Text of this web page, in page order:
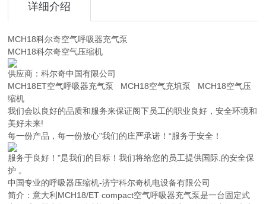
详细介绍
MCH18科尔奇空气呼吸器充气泵
MCH18科尔奇空气压缩机
供应商：科尔奇中国有限公司
MCH18ET空气呼吸器充气泵 MCH18空气充填泵 MCH18空气压
缩机
我们会以良好的品质和服务来保证阁下员工的职业良好，安全环境和
美好未来!
每一份产品，每一份放心"我们的庄严承诺！“服务于安全！
服务于良好！"是我们的目标！我们将给您的员工提供国际.的安全保
护 。
中国专业的呼吸器压缩机-济宁科尔奇机电设备有限公司
简介：意大利MCH18/ET compact空气呼吸器充气泵是一台固定式